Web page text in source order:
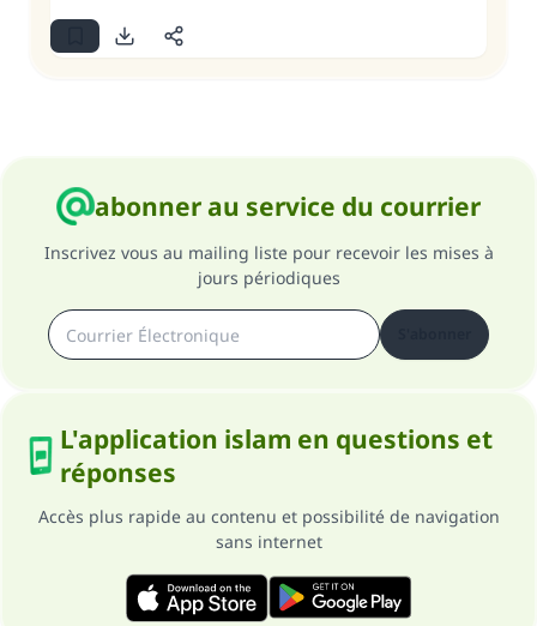
abonner au service du courrier
Inscrivez vous au mailing liste pour recevoir les mises à
jours périodiques
L'application islam en questions et
réponses
Accès plus rapide au contenu et possibilité de navigation
sans internet